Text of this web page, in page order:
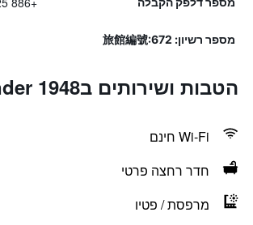
מספר רשיון: 旅館編號:672
הטבות ושירותים בMeander 1948
Wi-Fi חינם
חדר רחצה פרטי
מרפסת / פטיו